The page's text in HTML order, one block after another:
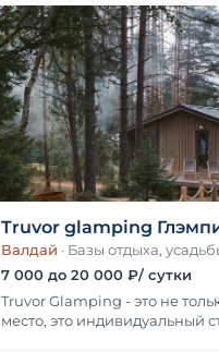
Truvor glamping
Валдай · Базы отдыха,
7 000 до 20 000 ₽/ сутки
Truvor Glamping - это не
место, это индивидуальный